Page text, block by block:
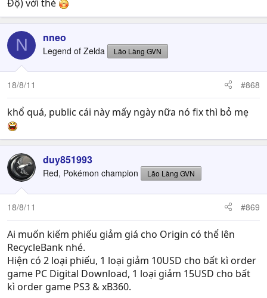
Độ) với thẻ
N nneo
Legend of Zelda Lão Làng GVN
18/8/11 #868
khổ quá, public cái này mấy ngày nữa nó fix thì bỏ mẹ
duy851993
Red, Pokémon champion Lão Làng GVN
18/8/11 #869
Ai muốn kiếm phiếu giảm giá cho Origin có thể lên
RecycleBank nhé.
Hiện có 2 loại phiếu, 1 loại giảm 10USD cho bất kì order
game PC Digital Download, 1 loại giảm 15USD cho bất
kì order game PS3 & xB360.